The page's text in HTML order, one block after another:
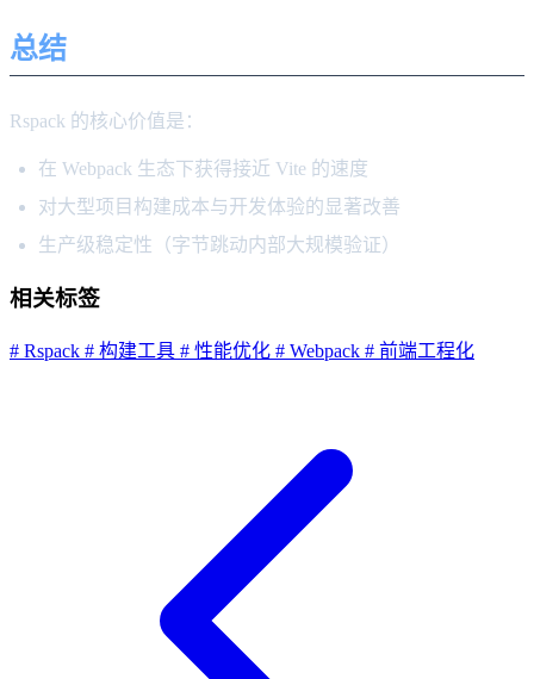
总结
Rspack 的核心价值是：
在 Webpack 生态下获得接近 Vite 的速度
对大型项目构建成本与开发体验的显著改善
生产级稳定性（字节跳动内部大规模验证）
相关标签
# Rspack # 构建工具 # 性能优化 # Webpack # 前端工程化